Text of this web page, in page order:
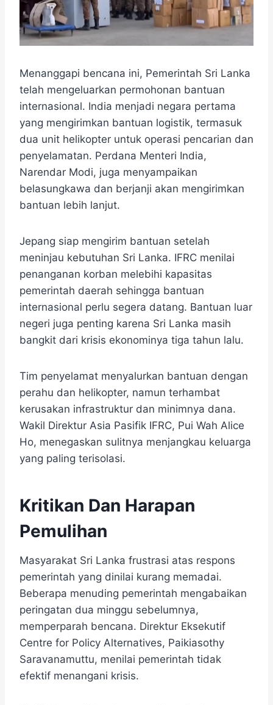
​Menanggapi bencana ini, Pemerintah Sri Lanka
telah mengeluarkan permohonan bantuan
internasional. ​India menjadi negara pertama
yang mengirimkan bantuan logistik, termasuk
dua unit helikopter untuk operasi pencarian dan
penyelamatan. ​Perdana Menteri India,
Narendar Modi, juga menyampaikan
belasungkawa dan berjanji akan mengirimkan
bantuan lebih lanjut.
Jepang siap mengirim bantuan setelah
meninjau kebutuhan Sri Lanka. IFRC menilai
penanganan korban melebihi kapasitas
pemerintah daerah sehingga bantuan
internasional perlu segera datang. Bantuan luar
negeri juga penting karena Sri Lanka masih
bangkit dari krisis ekonominya tiga tahun lalu.
Tim penyelamat menyalurkan bantuan dengan
perahu dan helikopter, namun terhambat
kerusakan infrastruktur dan minimnya dana.
Wakil Direktur Asia Pasifik IFRC, Pui Wah Alice
Ho, menegaskan sulitnya menjangkau keluarga
yang paling terisolasi.
Kritikan Dan Harapan
Pemulihan
Masyarakat Sri Lanka frustrasi atas respons
pemerintah yang dinilai kurang memadai.
Beberapa menuding pemerintah mengabaikan
peringatan dua minggu sebelumnya,
memperparah bencana. Direktur Eksekutif
Centre for Policy Alternatives, Paikiasothy
Saravanamuttu, menilai pemerintah tidak
efektif menangani krisis.